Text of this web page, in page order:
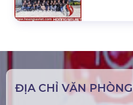
ĐỊA CHỈ VĂN PHÒNG